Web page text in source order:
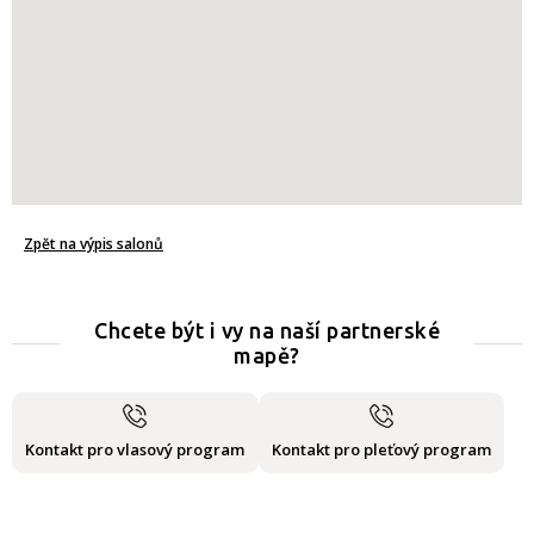
Zpět na výpis salonů
Chcete být i vy na naší partnerské
mapě?
Kontakt pro vlasový program Kontakt pro pleťový program